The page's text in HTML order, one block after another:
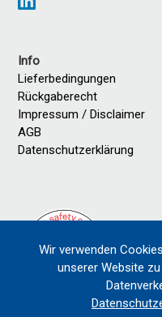
Info
Lieferbedingungen
Rückgaberecht
Impressum / Disclaimer
AGB
Datenschutzerklärung
Wir verwenden
unserer Website